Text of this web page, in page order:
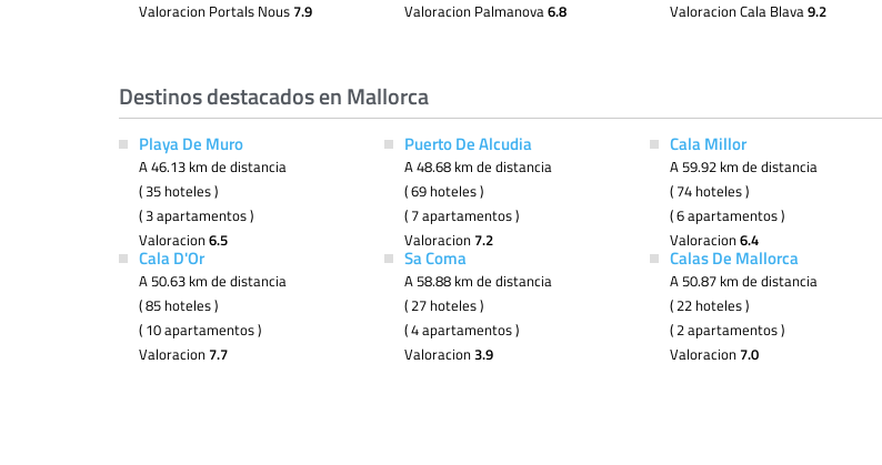
Valoracion Portals Nous 7.9
Valoracion Palmanova6.8
Valoracion Cala Blava9.2
Destinos destacados en Mallorca
Playa De Muro
A 46.13 km de distancia
( 35 hoteles )
( 3 apartamentos )
Valoracion6.5
Puerto De Alcudia
A 48.68 km de distancia
( 69 hoteles )
( 7 apartamentos )
Valoracion 7.2
Cala Millor
A 59.92 km de distancia
( 74 hoteles )
( 6 apartamentos )
Valoracion6.4
Cala D'Or
A 50.63 km de distancia
( 85 hoteles )
( 10 apartamentos )
Valoracion 7.7
Sa Coma
A 58.88 km de distancia
( 27 hoteles )
( 4 apartamentos )
Valoracion3.9
Calas De Mallorca
A 50.87 km de distancia
( 22 hoteles )
( 2 apartamentos )
Valoracion 7.0